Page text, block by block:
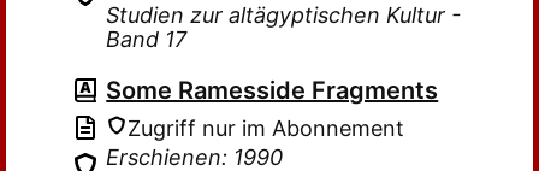
Studien zur altägyptischen Kultur -
Band 17
Some Ramesside Fragments
Zugriff nur im Abonnement
Erschienen: 1990